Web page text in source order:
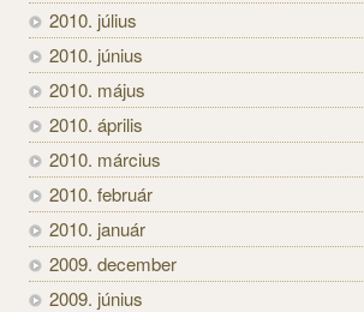
2010. július
2010. június
2010. május
2010. április
2010. március
2010. február
2010. január
2009. december
2009. június